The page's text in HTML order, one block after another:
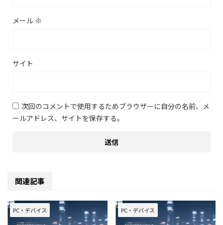
メール ※
サイト
次回のコメントで使用するためブラウザーに自分の名前、メ
ールアドレス、サイトを保存する。
関連記事
PC・デバイス PC・デバイス